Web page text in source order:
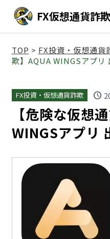
FX仮想通貨詐
TOP > FX投資・仮想通貨
欺】AQUA WINGSアプリ
FX投資・仮想通貨詐欺 schedule
【危険な仮想
WINGSアプリ